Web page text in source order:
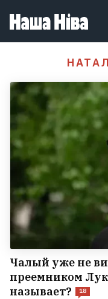
Чалый уже не
преемником
называет?
18